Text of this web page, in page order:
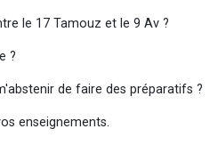
le 17 Tamouz et le 9 Av ?
?
de faire des préparatifs ?
enseignements.